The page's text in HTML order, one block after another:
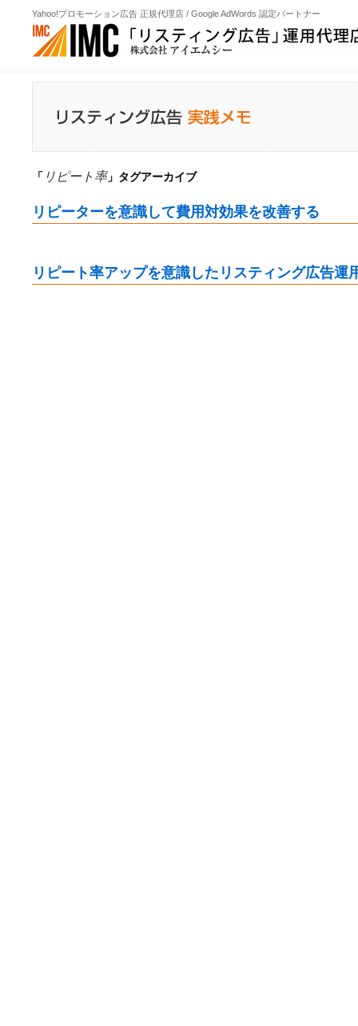
Yahoo!プロモーション広告 正規代理店 / Google AdWords 認定パートナー
「 リピート率」タグアーカイブ
リピーターを意識して費用対効果を改善する
リピート率アップを意識したリスティング広告運